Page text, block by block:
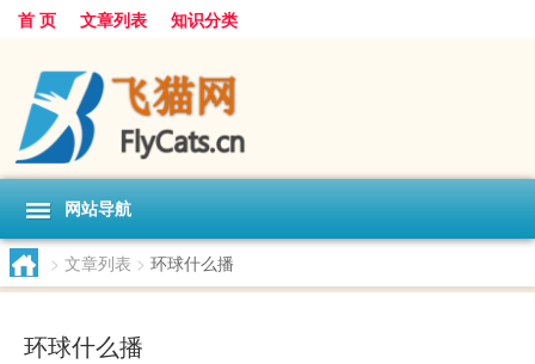
首 页 文章列表 知识分类
网站导航
> 文章列表 > 环球什么播
环球什么播